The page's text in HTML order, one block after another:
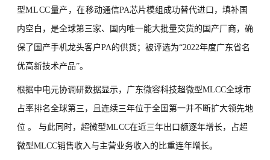
型MLCC量产，在移动通信PA芯片模组成功替代进口，填补国
内空白，是全球第三家、国内唯一能大批量交货的国产厂商，确
保了国产手机龙头客户PA的供货；被评选为“2022年度广东省名
优高新技术产品”。
根据中电元协调研数据显示，广东微容科技超微型MLCC全球市
占率排名全球第三，且连续三年位于全国第一并不断扩大领先地
位 。 与此同时，超微型MLCC在近三年出口额逐年增长，占超
微型MLCC销售收入与主营业务收入的比重连年增长。